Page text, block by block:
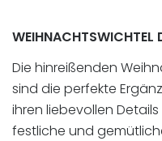
WEIHNACHTSWICHTEL
Die hinreißenden
sind die perfekte
ihren liebevollen
festliche und